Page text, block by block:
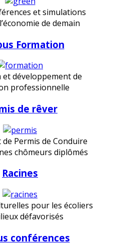
et simulations
de demain
Formation
et développement de
professionnelle
de rêver
de Permis de Conduire
chômeurs diplômés
Racines
pour les écoliers
défavorisés
conférences